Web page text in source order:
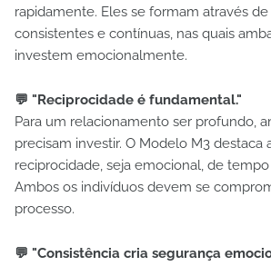
rapidamente. Eles se formam através
consistentes e contínuas, nas quais
investem emocionalmente.
💬 "Reciprocidade é fundamental."
Para um relacionamento ser profundo,
precisam investir. O Modelo M3 destaca
reciprocidade, seja emocional, de
Ambos os indivíduos devem se
processo.
💬 "Consistência cria segurança